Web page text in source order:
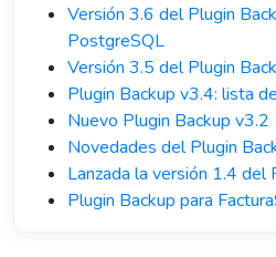
Versión 3.6 del Plugin
PostgreSQL
Versión 3.5 del Plugin
Plugin Backup v3.4: lista
Nuevo Plugin Backup v3.2
Novedades del Plugin
Lanzada la versión 1.4 del
Plugin Backup para